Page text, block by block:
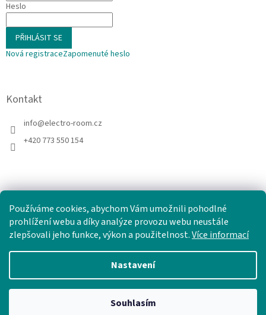
Používáme cookies, abychom Vám umožnili pohodlné
prohlížení webu a díky analýze provozu webu neustále
zlepšovali jeho funkce, výkon a použitelnost.Více informací
Nastavení
Souhlasím
Heslo
PŘIHLÁSIT SE
Nová registraceZapomenuté heslo
Kontakt
info@electro-room.cz
+420 773 550 154
Vytvořil Shoptet